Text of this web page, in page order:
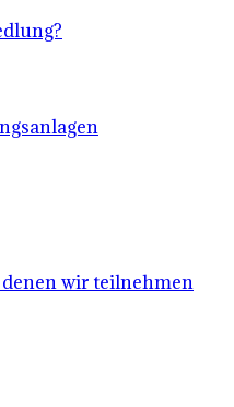
wir teilnehmen